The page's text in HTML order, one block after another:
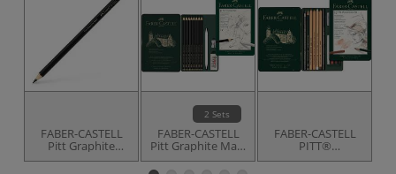
FABER-CASTELL
Pitt Graphite
Matt, einzeln
2 Sets
FABER-CASTELL
Pitt Graphite Matt
im Metall-Etui
FABER-CASTELL
PITT®
Monochrome 12-